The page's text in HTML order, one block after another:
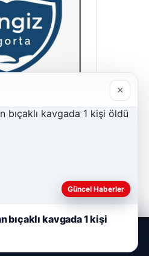
×
Güncel Haberler
bıçaklı kavgada 1 kişi